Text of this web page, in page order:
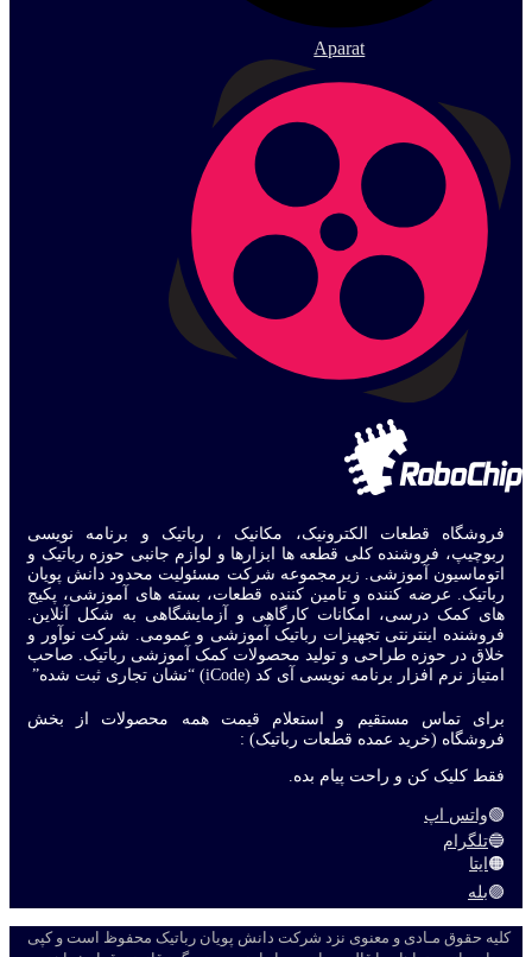
Aparat
فروشگاه قطعات الکترونیک، مکانیک ، رباتیک و برنامه نویسی
ربوچیپ، فروشنده کلی قطعه ها ابزارها و لوازم جانبی حوزه رباتیک و
اتوماسیون آموزشی. زیرمجموعه شرکت مسئولیت محدود دانش پویان
رباتیک. عرضه کننده و تامین کننده قطعات، بسته های آموزشی، پکیج
های کمک درسی، امکانات کارگاهی و آزمایشگاهی به شکل آنلاین.
فروشنده اینترنتی تجهیزات رباتیک آموزشی و عمومی. شرکت نوآور و
خلاق در حوزه طراحی و تولید محصولات کمک آموزشی رباتیک. صاحب
امتیاز نرم افزار برنامه نویسی آی کد (iCode) “نشان تجاری ثبت شده”
برای تماس مستقیم و استعلام قیمت همه محصولات از بخش
فروشگاه (خرید عمده قطعات رباتیک) :
فقط کلیک کن و راحت پیام بده.
🟢واتس اپ
🔵تلگرام
🟠ایتا
🟣بله
کلیه حقوق مـادی و معنوی نزد شرکت دانش پویان رباتیک محفوظ است و کپی